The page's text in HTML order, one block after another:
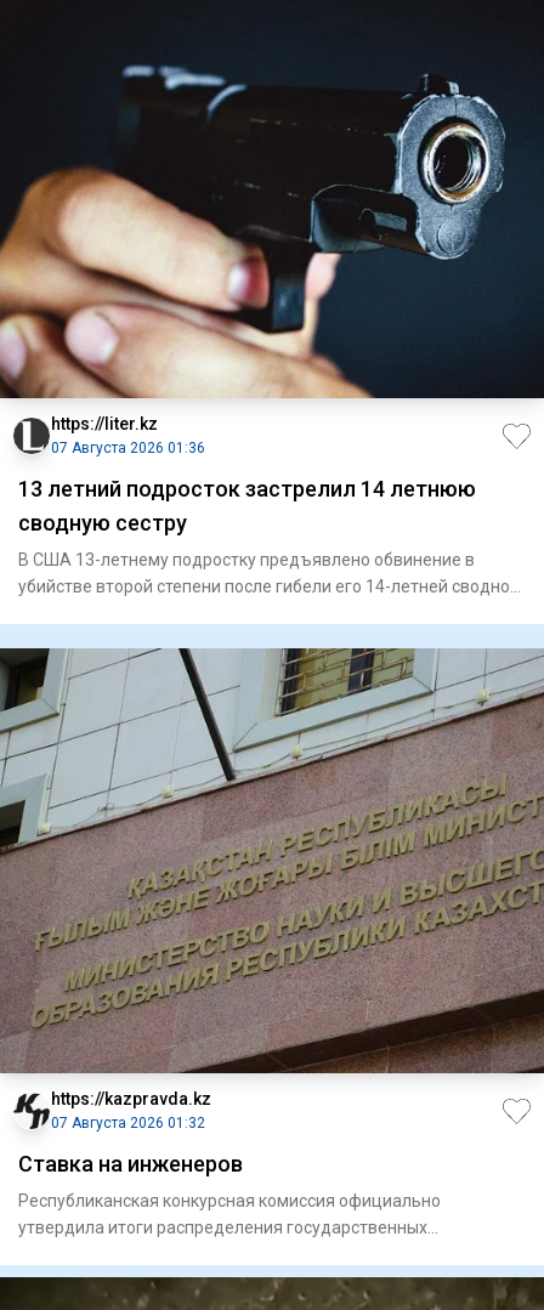
https://liter.kz
07 Августа 2026 01:36
13 летний подросток застрелил 14 летнюю
сводную сестру
В США 13-летнему подростку предъявлено обвинение в
убийстве второй степени после гибели его 14-летней сводной
https://kazpravda.kz
07 Августа 2026 01:32
Ставка на инженеров
Республиканская конкурсная комиссия официально
утвердила итоги распределения государственных